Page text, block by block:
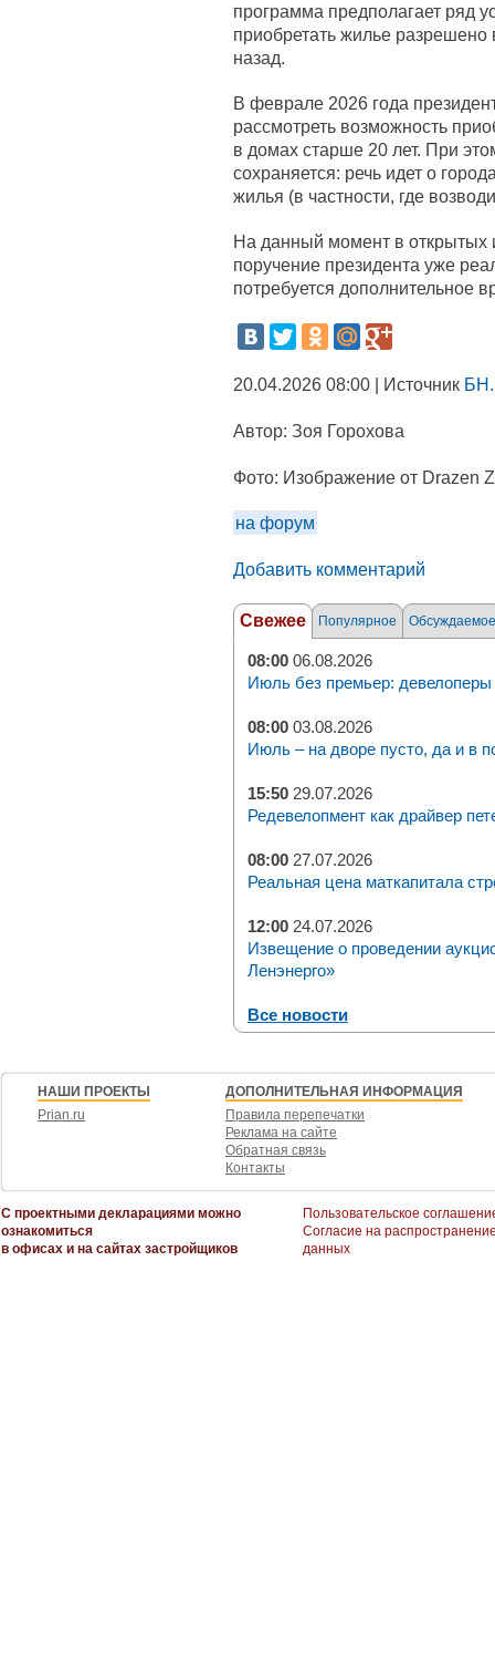
программа предполагает ряд
приобретать жилье
назад.
В феврале 2026 года
рассмотреть возможность
в домах старше 20 лет. При
сохраняется: речь идет о
жилья (в частности, где
На данный момент в открытых
поручение президента уже
потребуется дополнительное
20.04.2026 08:00 | Источник
Автор: Зоя Горохова
Фото: Изображение от Drazen
на форум
Добавить комментарий
Свежее Популярное Обсуждаемое
08:00 06.08.2026
Июль без премьер: девелоперы
08:00 03.08.2026
Июль – на дворе пусто, да и в
15:50 29.07.2026
Редевелопмент как драйвер
08:00 27.07.2026
Реальная цена маткапитала
12:00 24.07.2026
Извещение о проведении
Ленэнерго»
Все новости
НАШИ ПРОЕКТЫ
Prian.ru
ДОПОЛНИТЕЛЬНАЯ ИНФОРМАЦИЯ
Правила перепечатки
Реклама на сайте
Обратная связь
Контакты
С проектными декларациями можно
ознакомиться
в офисах и на сайтах застройщиков
Пользовательское
Согласие на
данных